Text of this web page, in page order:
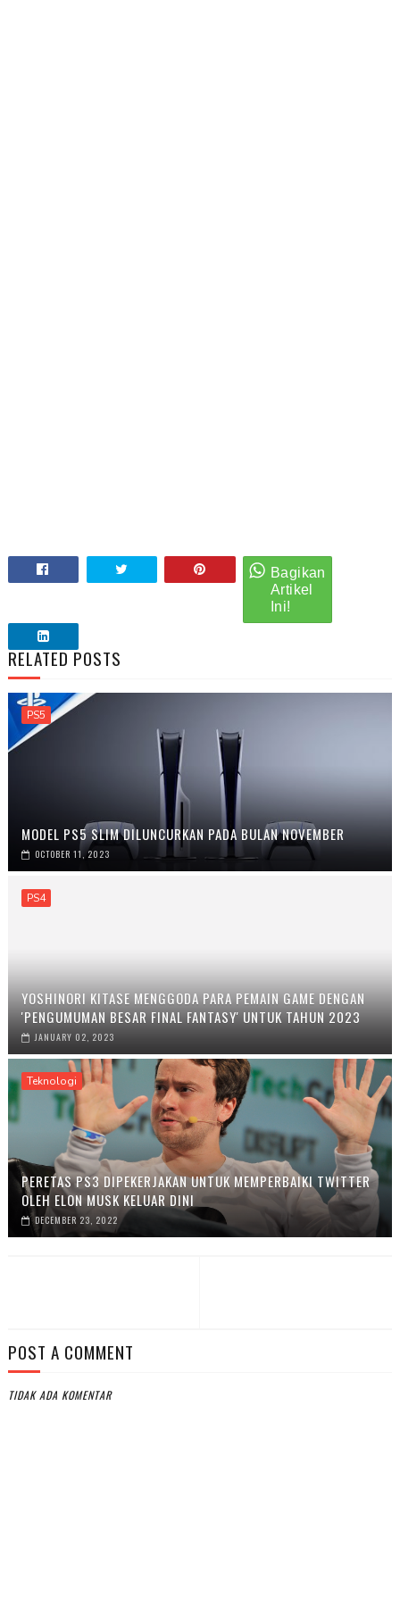
RELATED POSTS
PS5
MODEL PS5 SLIM DILUNCURKAN PADA BULAN NOVEMBER
OCTOBER 11, 2023
PS4
YOSHINORI KITASE MENGGODA PARA PEMAIN GAME DENGAN
'PENGUMUMAN BESAR FINAL FANTASY' UNTUK TAHUN 2023
JANUARY 02, 2023
Teknologi
PERETAS PS3 DIPEKERJAKAN UNTUK MEMPERBAIKI TWITTER
OLEH ELON MUSK KELUAR DINI
DECEMBER 23, 2022
POST A COMMENT
TIDAK ADA KOMENTAR